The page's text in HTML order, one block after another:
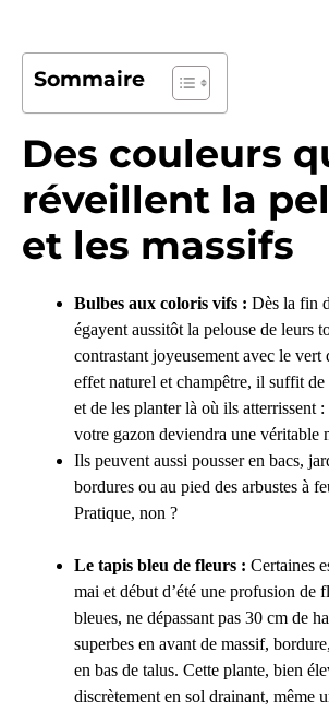
Sommaire
Des couleurs
réveillent la
et les massifs
Bulbes aux coloris vifs : Dès la fin
égayent aussitôt la pelouse de leurs
contrastant joyeusement avec le vert
effet naturel et champêtre, il suffit de
et de les planter là où ils atterrissent
votre gazon deviendra une véritable
Ils peuvent aussi pousser en bacs,
bordures ou au pied des arbustes à
Pratique, non ?
Le tapis bleu de fleurs : Certaines
mai et début d’été une profusion de
bleues, ne dépassant pas 30 cm de
superbes en avant de massif,
en bas de talus. Cette plante, bien
discrètement en sol drainant, même